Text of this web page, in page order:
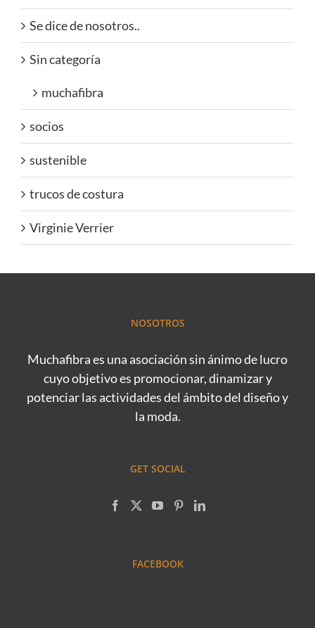
Se dice de nosotros..
Sin categoría
muchafibra
socios
sustenible
trucos de costura
Virginie Verrier
NOSOTROS
Muchafibra es una asociación sin ánimo de lucro
cuyo objetivo es promocionar, dinamizar y
potenciar las actividades del ámbito del diseño y
la moda.
GET SOCIAL
FACEBOOK